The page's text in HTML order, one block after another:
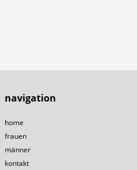
navigation
home
frauen
männer
kontakt